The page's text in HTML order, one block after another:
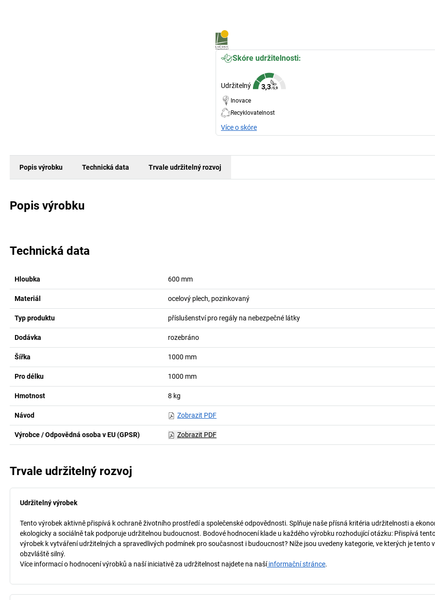
Skóre udržitelnosti:
Udržitelný
Inovace
Recyklovatelnost
Více o skóre
Popis výrobku Technická data Trvale udržitelný rozvoj
Popis výrobku
Technická data
Hloubka 600 mm
Materiál ocelový plech, pozinkovaný
Typ produktu příslušenství pro regály na nebezpečné látky
Dodávka rozebráno
Šířka 1000 mm
Pro délku 1000 mm
Hmotnost 8 kg
Návod Zobrazit PDF
Výrobce / Odpovědná osoba v EU (GPSR) Zobrazit PDF
Trvale udržitelný rozvoj
Udržitelný výrobek
Tento výrobek aktivně přispívá k ochraně životního prostředí a společenské odpovědnosti. Splňuje naše přísná kritéria udržitelnosti a
ekologicky a sociálně tak podporuje udržitelnou budoucnost. Bodové hodnocení klade u každého výrobku rozhodující otázku: Přispívá
výrobek k vytváření udržitelných a spravedlivých podmínek pro současnost i budoucnost? Níže jsou uvedeny kategorie, ve kterých je tento
obzvláště silný.
Více informací o hodnocení výrobků a naší iniciativě za udržitelnost najdete na našíinformační stránce.